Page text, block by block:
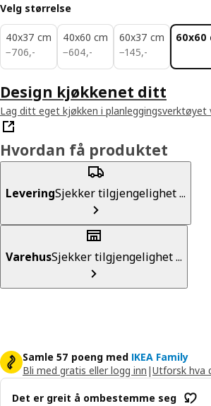
Velg størrelse
40x37 cm
−706,-
706,-
40x60 cm
−604,-
604,-
60x37 cm
−145,-
145,-
60x60
Design kjøkkenet ditt
Lag ditt eget kjøkken i planleggingsverktøyet
Hvordan få produktet
LeveringSjekker tilgjengelighet ...
VarehusSjekker tilgjengelighet ...
Samle 57 poeng med IKEA Family
Bli med gratis eller logg inn |Utforsk hva
Det er greit å ombestemme seg